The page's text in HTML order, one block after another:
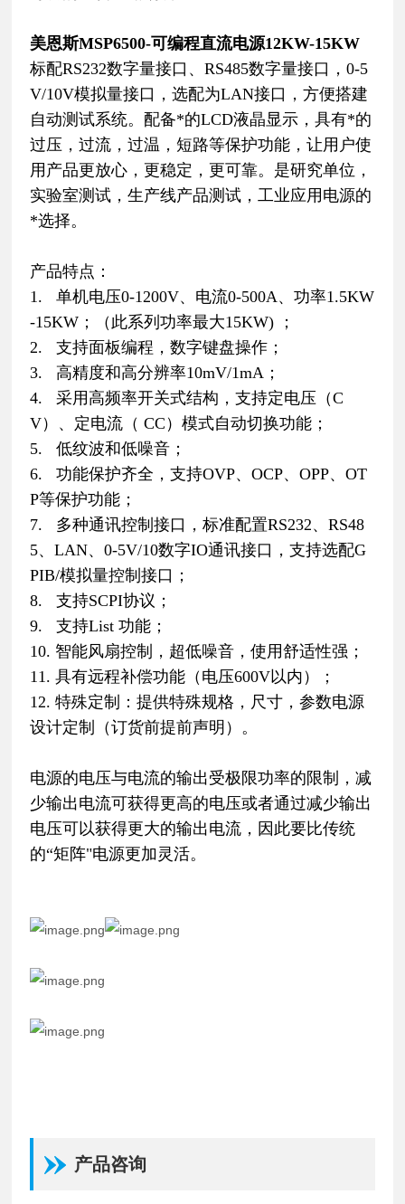
美恩斯MSP6500-可编程直流电源12KW-15KW
标配RS232数字量接口、RS485数字量接口，0-5
V/10V模拟量接口，选配为LAN接口，方便搭建
自动测试系统。配备*的LCD液晶显示，具有*的
过压，过流，过温，短路等保护功能，让用户使
用产品更放心，更稳定，更可靠。是研究单位，
实验室测试，生产线产品测试，工业应用电源的
*选择。
产品特点：
1. 单机电压0-1200V、电流0-500A、功率1.5KW
-15KW；（此系列功率最大15KW) ；
2. 支持面板编程，数字键盘操作；
3. 高精度和高分辨率10mV/1mA；
4. 采用高频率开关式结构，支持定电压（C
V）、定电流（ CC）模式自动切换功能；
5. 低纹波和低噪音；
6. 功能保护齐全，支持OVP、OCP、OPP、OT
P等保护功能；
7. 多种通讯控制接口，标准配置RS232、RS48
5、LAN、0-5V/10数字IO通讯接口，支持选配G
PIB/模拟量控制接口；
8. 支持SCPI协议；
9. 支持List 功能；
10. 智能风扇控制，超低噪音，使用舒适性强；
11. 具有远程补偿功能（电压600V以内）；
12. 特殊定制：提供特殊规格，尺寸，参数电源
设计定制（订货前提前声明）。
电源的电压与电流的输出受极限功率的限制，减
少输出电流可获得更高的电压或者通过减少输出
电压可以获得更大的输出电流，因此要比传统
的“矩阵"电源更加灵活。
产品咨询